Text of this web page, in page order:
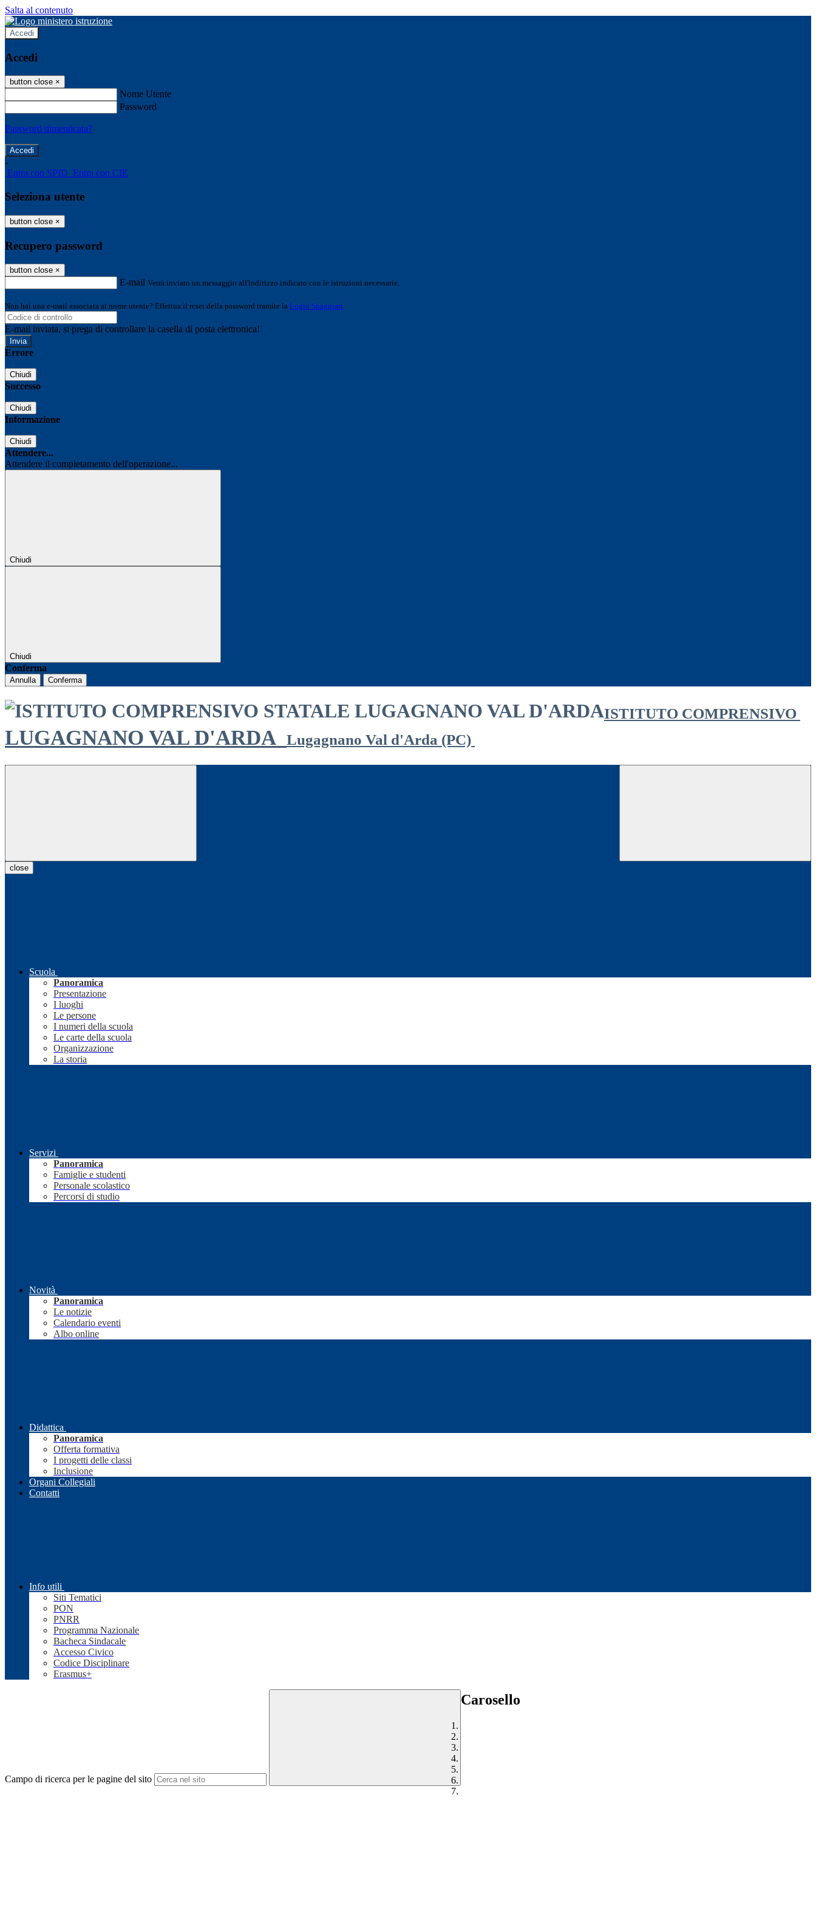
Salta al contenuto
Accedi
Accedi
button close ×
Nome Utente
Password
Password dimenticata?
-
Entra con SPID Entra con CIE
Seleziona utente
button close ×
Recupero password
button close ×
E-mail Verrà inviato un messaggio all'indirizzo indicato con le istruzioni necessarie.
Non hai una e-mail associata al nome utente? Effettua il reset della password tramite la Login Spaggiari
E-mail inviata, si prega di controllare la casella di posta elettronica!
Errore
Chiudi
Successo
Chiudi
Informazione
Chiudi
Attendere...
Attendere il completamento dell'operazione...
Chiudi
Chiudi
Conferma
Annulla Conferma
ISTITUTO COMPRENSIVO
LUGAGNANO VAL D'ARDA Lugagnano Val d'Arda (PC)
close
Scuola
Panoramica
Presentazione
I luoghi
Le persone
I numeri della scuola
Le carte della scuola
Organizzazione
La storia
Servizi
Panoramica
Famiglie e studenti
Personale scolastico
Percorsi di studio
Novità
Panoramica
Le notizie
Calendario eventi
Albo online
Didattica
Panoramica
Offerta formativa
I progetti delle classi
Inclusione
Organi Collegiali
Contatti
Info utili
Siti Tematici
PON
PNRR
Programma Nazionale
Bacheca Sindacale
Accesso Civico
Codice Disciplinare
Erasmus+
Campo di ricerca per le pagine del sito
Carosello